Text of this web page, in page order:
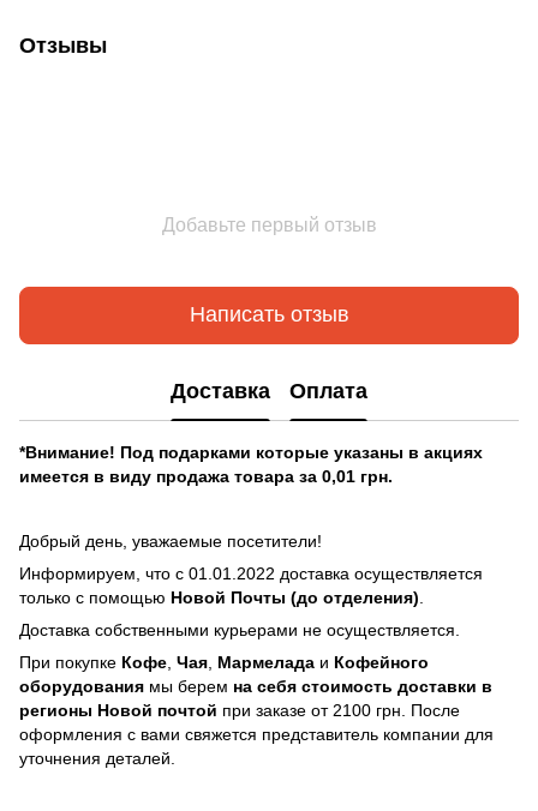
Отзывы
Добавьте первый отзыв
Написать отзыв
Доставка Оплата
*Внимание! Под подарками которые указаны в акциях
имеется в виду продажа товара за 0,01 грн.
Добрый день, уважаемые посетители!
Информируем, что с 01.01.2022 доставка осуществляется
только с помощью Новой Почты (до отделения)
Доставка собственными курьерами не осуществляется.
При покупке Кофе Чая Мармелада и Кофейного
оборудования мы берем на себя стоимость доставки в
регионы Новой почтой при заказе от 2100 грн. После
оформления с вами свяжется представитель компании для
уточнения деталей.